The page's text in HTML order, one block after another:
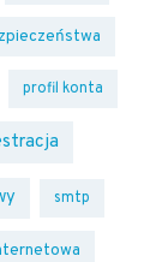
profil konta
smtp